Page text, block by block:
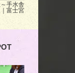
手水舎
｜富士宮
ふじのくに田子
なと公園｜富士